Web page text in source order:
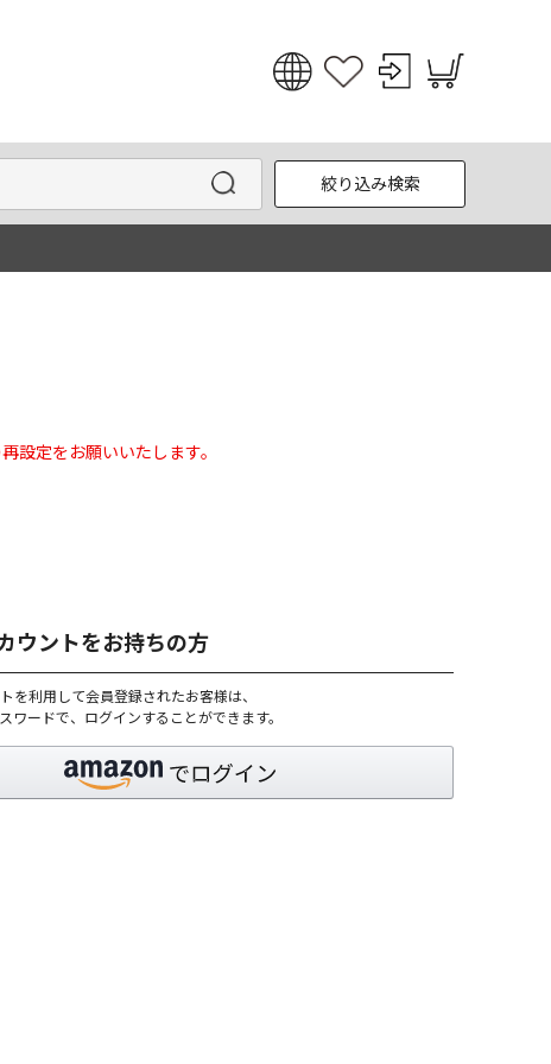
English
한국어
絞り込み検索
設定をお願いいたします。
ウントをお持ちの方
を利用して会員登録されたお客様は、
ワードで、ログインすることができます。